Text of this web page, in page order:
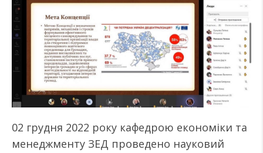
02 грудня 2022 року кафедрою економіки та
менеджменту ЗЕД проведено науковий